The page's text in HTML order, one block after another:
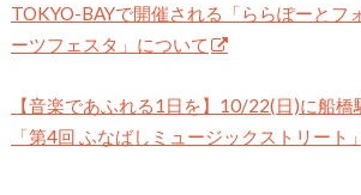
TOKYO-BAYで開催される「ららぽーとフ
ーツフェスタ」について
【音楽であふれる1日を】10/22(日)に船橋
「第4回 ふなばしミュージックストリート